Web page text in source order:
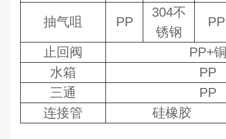
抽气咀 PP
304不
锈钢
PP
止回阀
PP+
水箱
PP
三通
PP
连接管
硅橡胶